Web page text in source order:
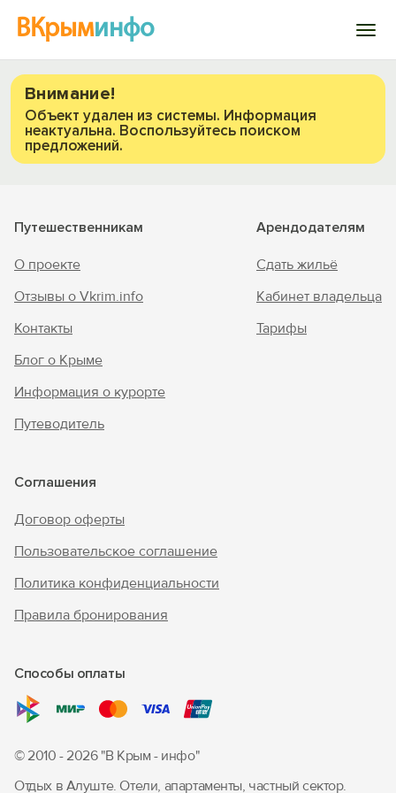
ВКрыминфо
Избранное
Добавить свой объект
Внимание!
Объект удален из системы. Информация
неактуальна. Воспользуйтесь поиском
предложений.
Путешественникам
О проекте
Отзывы о Vkrim.info
Контакты
Блог о Крыме
Информация о курорте
Путеводитель
Арендодателям
Сдать жильё
Кабинет владельца
Тарифы
Соглашения
Договор оферты
Пользовательское соглашение
Политика конфиденциальности
Правила бронирования
Способы оплаты
© 2010 - 2026 "В Крым - инфо"
Отдых в Алуште. Отели, апартаменты, частный сектор.
Зарегистрироваться